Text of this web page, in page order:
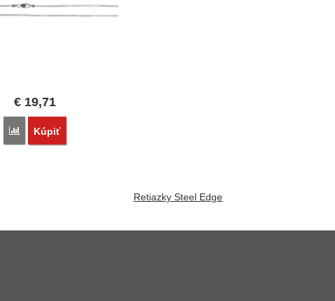
€19,71
Porovnať
Kúpiť
Retiazky Steel Edge